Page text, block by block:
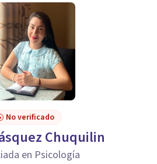
No verificado
Chuquilin
en Psicología